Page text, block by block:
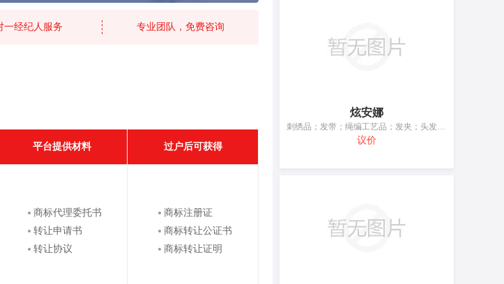
一经纪人服务 专业团队，免费咨询
平台提供材料 过户后可获得
商标代理委托书
转让申请书
转让协议
商标注册证
商标转让公证书
商标转让证明
炫安娜
刺绣品；发带；绳编工艺品；发夹；头发装饰品；衣服装饰品；拉链；假发；绣花针；人造花
议价